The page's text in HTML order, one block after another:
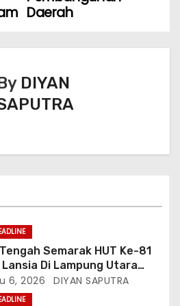
Daerah
DIYAN
Semarak HUT Ke-81
Lansia Di Lampung Utara
Memprihatinkan
6, 2026 DIYAN SAPUTRA